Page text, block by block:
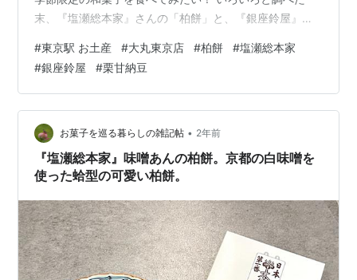
末、『塩瀬総本家』さんの「柏餅」と、『銀座鈴屋』さ
東京さんで購入が可能です。 当日、「お土産買えた」の
連絡にガッツポーズをいたしました。 順にご紹介してま
いります。 塩瀬総本家 柏餅 「お夕食後のデザートに、
みんなで楽しめるような生菓子を」ということでお願い
したのがこちら。 創業670年の老舗、『塩瀬総本家』さ
んの柏餅です。 丁度5月5日までの…
#東京駅 お土産 #大丸東京店 #柏餅 #塩瀬総本家
#銀座鈴屋 #栗甘納豆
お菓子を巡る暮らしの雑記帖 • 2年前
『塩瀬総本家』味噌あんの柏餅。京都の白味噌を
使った蛤型の可愛い柏餅。